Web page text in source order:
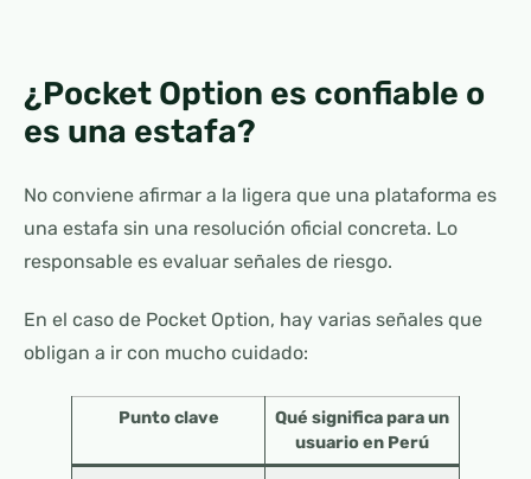
¿Pocket Option es confiable o
es una estafa?
No conviene afirmar a la ligera que una plataforma es
una estafa sin una resolución oficial concreta. Lo
responsable es evaluar señales de riesgo.
En el caso de Pocket Option, hay varias señales que
obligan a ir con mucho cuidado:
Punto clave
Qué significa para un
usuario en Perú